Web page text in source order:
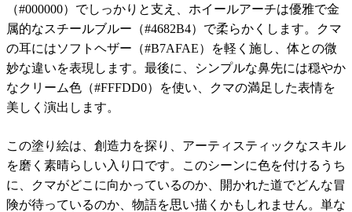
（#000000）でしっかりと支え、ホイールアーチは優雅で金
属的なスチールブルー（#4682B4）で柔らかくします。クマ
の耳にはソフトヘザー（#B7AFAE）を軽く施し、体との微
妙な違いを表現します。最後に、シンプルな鼻先には穏やか
なクリーム色（#FFFDD0）を使い、クマの満足した表情を
美しく演出します。
この塗り絵は、創造力を探り、アーティスティックなスキル
を磨く素晴らしい入り口です。このシーンに色を付けるうち
に、クマがどこに向かっているのか、開かれた道でどんな冒
険が待っているのか、物語を思い描くかもしれません。単な